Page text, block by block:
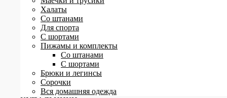
Халаты
Со штанами
Для спорта
С шортами
Пижамы и комплекты
Со штанами
С шортами
Брюки и легинсы
Сорочки
Вся домашняя одежда